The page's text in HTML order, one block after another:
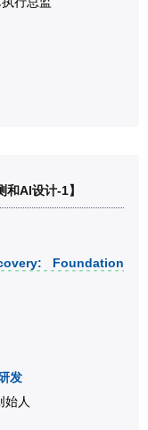
AI设计-1】
Foundation
发
始人